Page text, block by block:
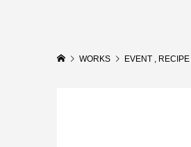
WORKS EVENT , RECIPE